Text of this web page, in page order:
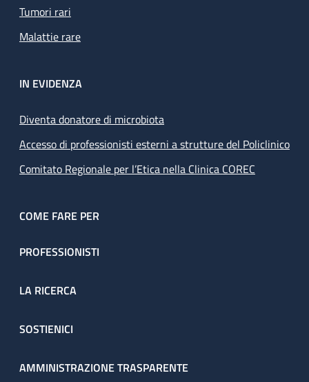
Tumori rari
Malattie rare
IN EVIDENZA
Diventa donatore di microbiota
Accesso di professionisti esterni a strutture del Policlinico
Comitato Regionale per l’Etica nella Clinica COREC
COME FARE PER
PROFESSIONISTI
LA RICERCA
SOSTIENICI
AMMINISTRAZIONE TRASPARENTE